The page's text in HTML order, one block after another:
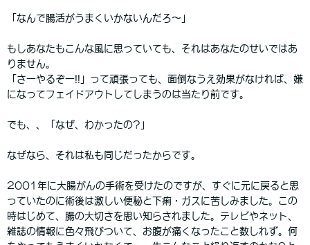
「なんで腸活がうまくいかないんだろ〜」
もしあなたもこんな風に思っていても、それはあなたのせいではあ
りません。
「さーやるぞー!!」って頑張っても、面倒なうえ効果がなければ、嫌
になってフェイドアウトしてしまうのは当たり前です。
でも、、「なぜ、わかったの?」
なぜなら、それは私も同じだったからです。
2001年に大腸がんの手術を受けたのですが、すぐに元に戻ると思
っていたのに術後は激しい便秘と下痢・ガスに苦しみました。この
時はじめて、腸の大切さを思い知らされました。テレビやネット、
雑誌の情報に色々飛びついて、お腹が痛くなったこと数しれず。何